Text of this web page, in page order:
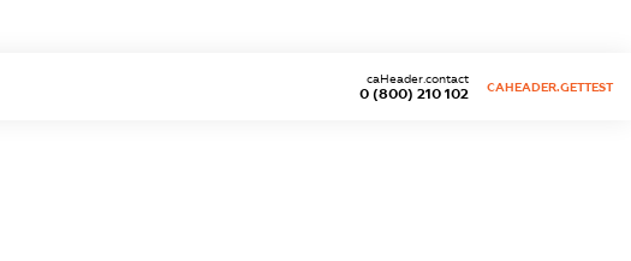
0 (800) 210 102
caHeader.contact
CAHEADER.GETTEST